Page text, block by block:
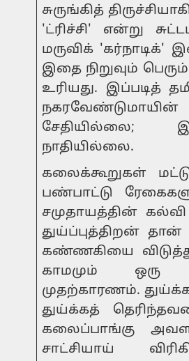
சுருங்கித்
'ட்ரிச்சி' என்று
மருவிக் 'கர்நாடிக்'
இதை நிறுவும்
உரியது. இப்படித்
சேதியில்லை;
நாதியில்லை.
கலைக்கூறுகள்
பண்பாட்டு
சமுதாயத்தின்
துய்ப்புத்திறன்
கண்ணகியை
காமமும் ஒரு
முதற்காரணம்.
துய்க்கத்
கலைப்பாங்கு
சாட்சியாய்